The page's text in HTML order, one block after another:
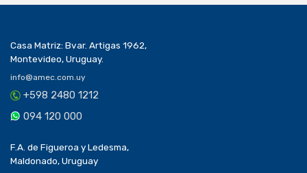
Casa Matriz: Bvar. Artigas 1962,
Montevideo, Uruguay.
info@amec.com.uy
+598 2480 1212
094 120 000
F.A. de Figueroa y Ledesma,
Maldonado, Uruguay